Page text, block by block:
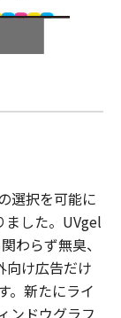
選択を可能に
した。UVgel
わらず無臭、
向け広告だけ
。新たにライ
ンドウグラフ